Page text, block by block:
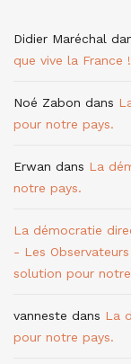
Didier Maréchal
que vive la France !
Noé Zabon dans
pour notre pays.
Erwan dans La
notre pays.
La démocratie
- Les Observateurs
solution pour
vanneste dans La
pour notre pays.